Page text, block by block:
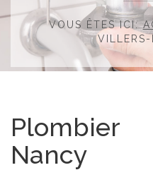
VOUS ÊTES ICI:
Plombier
Nancy